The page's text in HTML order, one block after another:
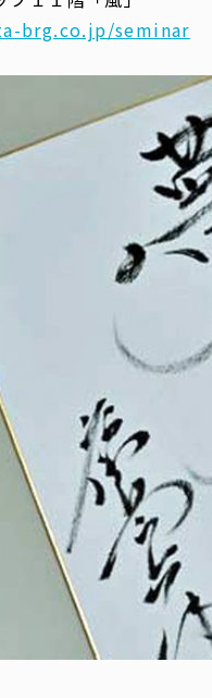
brg.co.jp/seminar